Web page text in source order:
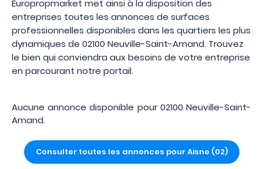
Europropmarket met ainsi à la disposition des
entreprises toutes les annonces de surfaces
professionnelles disponibles dans les quartiers les plus
dynamiques de 02100 Neuville-Saint-Amand. Trouvez
le bien qui conviendra aux besoins de votre entreprise
en parcourant notre portail.
Aucune annonce disponible pour 02100 Neuville-Saint-
Amand.
Consulter toutes les annonces pour Aisne (02)